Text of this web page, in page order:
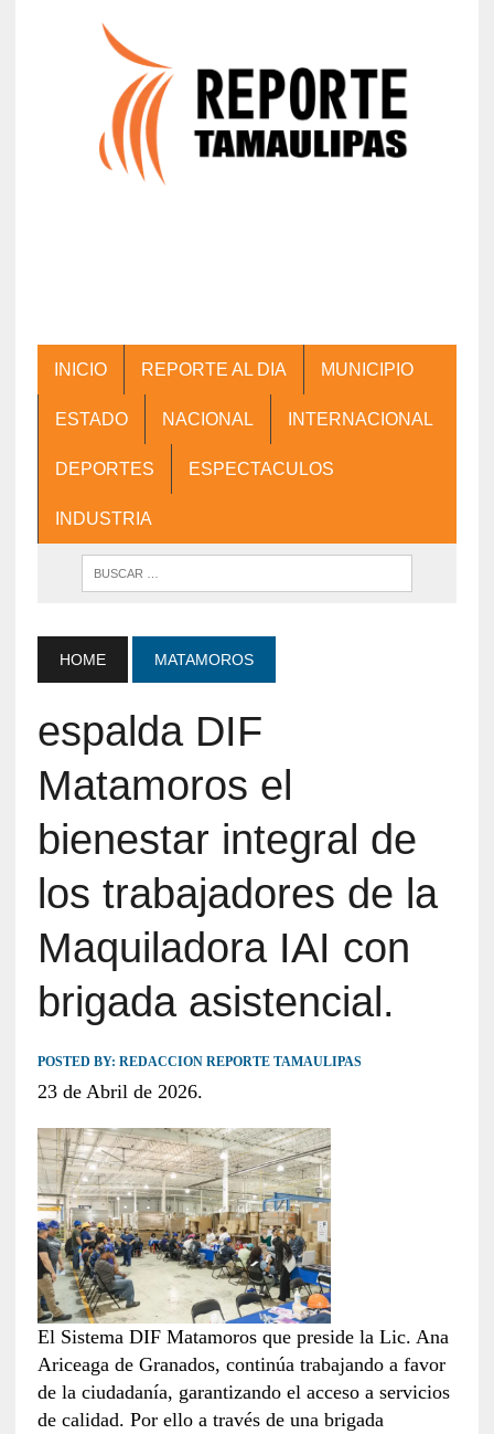
INICIO REPORTE AL DIA MUNICIPIO
ESTADO NACIONAL INTERNACIONAL
DEPORTES ESPECTACULOS
INDUSTRIA
HOME MATAMOROS
espalda DIF
Matamoros el
bienestar integral de
los trabajadores de la
Maquiladora IAI con
brigada asistencial.
POSTED BY: REDACCION REPORTE TAMAULIPAS
23 de Abril de 2026.
El Sistema DIF Matamoros que preside la Lic. Ana
Ariceaga de Granados, continúa trabajando a favor
de la ciudadanía, garantizando el acceso a servicios
de calidad. Por ello a través de una brigada